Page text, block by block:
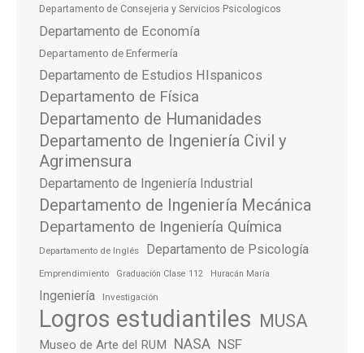
Departamento de Consejeria y Servicios Psicologicos
Departamento de Economía
Departamento de Enfermería
Departamento de Estudios HIspanicos
Departamento de Física
Departamento de Humanidades
Departamento de Ingeniería Civil y
Agrimensura
Departamento de Ingeniería Industrial
Departamento de Ingeniería Mecánica
Departamento de Ingeniería Química
Departamento de Inglés Departamento de Psicología
Emprendimiento Graduación Clase 112 Huracán María
Ingeniería Investigación
Logros estudiantiles MUSA
Museo de Arte del RUM NASA NSF